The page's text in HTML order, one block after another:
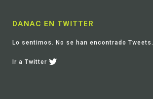
DANAC EN TWITTER
Lo sentimos. No se han encontrado Tweets.
Ir a Twitter